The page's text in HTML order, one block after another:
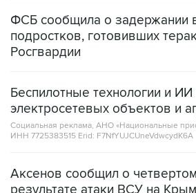
Росгвардии
Беспилотные технологии и ИИ
Социальная реклама, АНО «Национальные
ИНН 7725383515 Erid: F7NfYUJCUneVdwcydK6A
Аксенов сообщил о